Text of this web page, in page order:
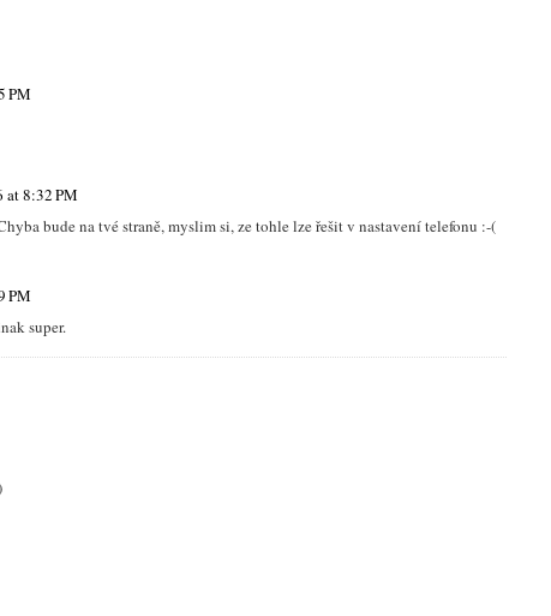
PM
at 8:32 PM
bude na tvé straně, myslim si, ze tohle lze řešit v nastavení telefonu :-(
PM
super.